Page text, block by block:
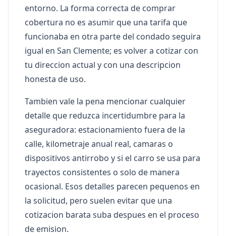
entorno. La forma correcta de comprar
cobertura no es asumir que una tarifa que
funcionaba en otra parte del condado seguira
igual en San Clemente; es volver a cotizar con
tu direccion actual y con una descripcion
honesta de uso.
Tambien vale la pena mencionar cualquier
detalle que reduzca incertidumbre para la
aseguradora: estacionamiento fuera de la
calle, kilometraje anual real, camaras o
dispositivos antirrobo y si el carro se usa para
trayectos consistentes o solo de manera
ocasional. Esos detalles parecen pequenos en
la solicitud, pero suelen evitar que una
cotizacion barata suba despues en el proceso
de emision.